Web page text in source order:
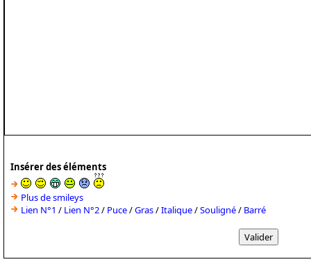
Insérer des éléments
Plus de smileys
Lien N°1 / Lien N°2/ Puce/Gras/Italique/Souligné/ Barré